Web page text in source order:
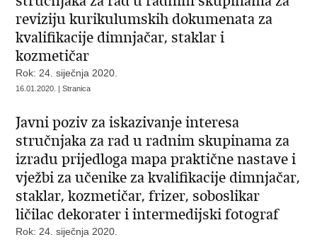
reviziju kurikulumskih dokumenata za
kvalifikacije dimnjačar, staklar i
kozmetičar
Rok: 24. siječnja 2020.
16.01.2020. | Stranica
Javni poziv za iskazivanje interesa
stručnjaka za rad u radnim skupinama za
izradu prijedloga mapa praktične nastave i
vježbi za učenike za kvalifikacije dimnjačar,
staklar, kozmetičar, frizer, soboslikar
ličilac dekorater i intermedijski fotograf
Rok: 24. siječnja 2020.